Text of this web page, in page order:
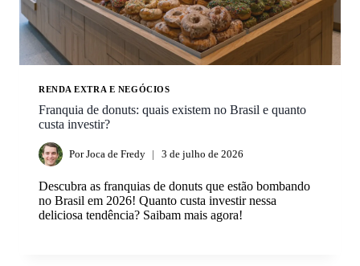
RENDA EXTRA E NEGÓCIOS
Franquia de donuts: quais existem no Brasil e quanto
custa investir?
Por Joca de Fredy 3 de julho de 2026
Descubra as franquias de donuts que estão bombando
no Brasil em 2026! Quanto custa investir nessa
deliciosa tendência? Saibam mais agora!